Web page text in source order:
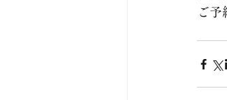
ご予